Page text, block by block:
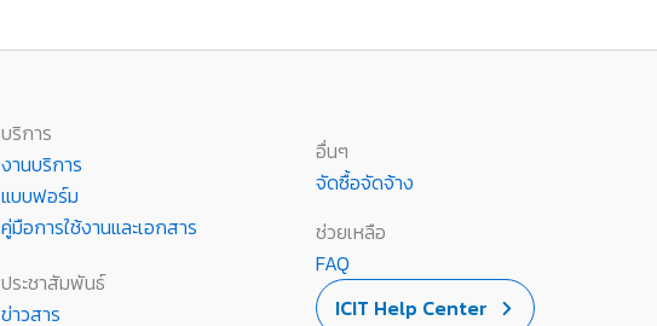
บริการ
งานบริการ
แบบฟอร์ม
คู่มือการใช้งานและเอกสาร
ประชาสัมพันธ์
ข่าวสาร
อื่นๆ
จัดซื้อจัดจ้าง
ช่วยเหลือ
FAQ
ICIT Help Center